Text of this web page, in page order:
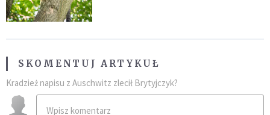
SKOMENTUJ ARTYKUŁ
Kradzież napisu z Auschwitz zlecił Brytyjczyk?